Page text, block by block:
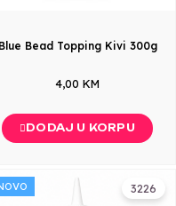
Blue Bead Topping Kivi 300g
4,00 KM
DODAJ U KORPU
3226